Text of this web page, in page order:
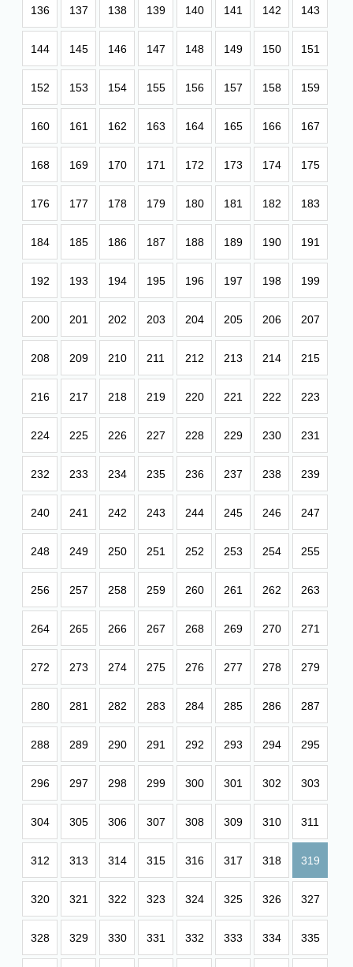
136 137 138 139 140 141 142 143
144 145 146 147 148 149 150 151
152 153 154 155 156 157 158 159
160 161 162 163 164 165 166 167
168 169 170 171 172 173 174 175
176 177 178 179 180 181 182 183
184 185 186 187 188 189 190 191
192 193 194 195 196 197 198 199
200 201 202 203 204 205 206 207
208 209 210 211 212 213 214 215
216 217 218 219 220 221 222 223
224 225 226 227 228 229 230 231
232 233 234 235 236 237 238 239
240 241 242 243 244 245 246 247
248 249 250 251 252 253 254 255
256 257 258 259 260 261 262 263
264 265 266 267 268 269 270 271
272 273 274 275 276 277 278 279
280 281 282 283 284 285 286 287
288 289 290 291 292 293 294 295
296 297 298 299 300 301 302 303
304 305 306 307 308 309 310 311
312 313 314 315 316 317 318 319
320 321 322 323 324 325 326 327
328 329 330 331 332 333 334 335